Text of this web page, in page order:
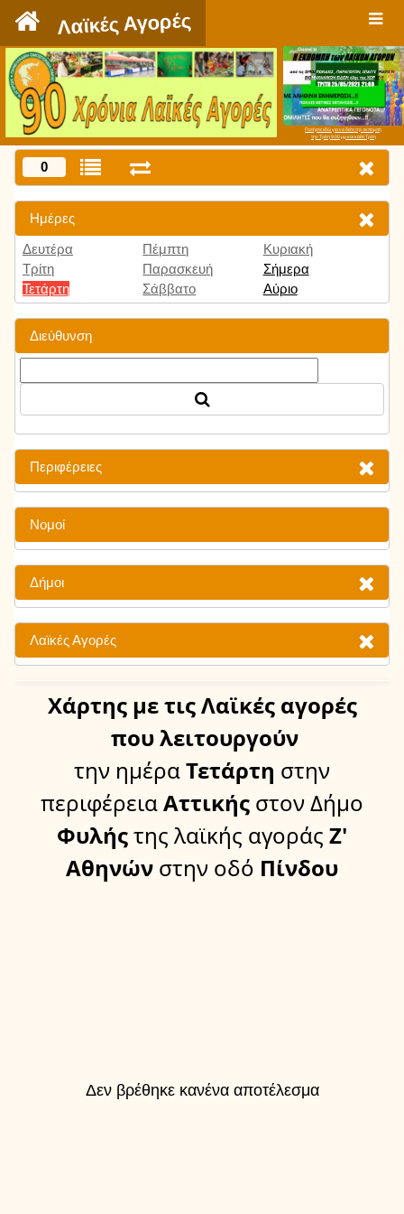
Λαϊκές Αγορές
Πατήστε εδώ για να δείτε την εκπομπή
την Τρίτη 9:00 μμ και κάθε Τρίτη
0
Ημέρες
Δευτέρα
Τρίτη
Τετάρτη
Πέμπτη
Παρασκευή
Σάββατο
Κυριακή
Σήμερα
Αύριο
Διεύθυνση
Περιφέρειες
Νομοί
Δήμοι
Λαϊκές Αγορές
Χάρτης με τις Λαϊκές αγορές
που λειτουργούν
την ημέραΤετάρτη στην
περιφέρειαΑττικής στον Δήμο
Φυλήςτης λαϊκής αγοράς Ζ'
Αθηνών στην οδό Πίνδου
Δεν βρέθηκε κανένα αποτέλεσμα